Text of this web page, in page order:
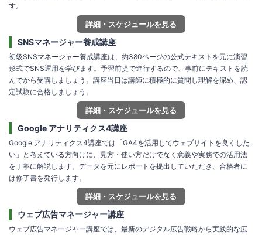
す。
詳細・スケジュールを見る
SNSマネージャー養成講座
初級SNSマネージャー養成講座は、約380ページの公式テキストを元に演習
形式でSNS運用を学びます。予習前提で進行するので、事前にテキストを読
んでから受講しましょう。講座当日は講師に積極的に質問し理解を深め、認
定試験に合格しましょう。
詳細・スケジュールを見る
Google アナリティクス4講座
Google アナリティクス4講座では「GA4を活用してウェブサイトを良くした
い」と考えている方向けに、見方・使い方だけでなく意義や実務での活用法
を丁寧に解説します。データを元にレポートを提出していただき、合格者に
は修了書を発行します。
詳細・スケジュールを見る
ウェブ広告マネージャー講座
ウェブ広告マネージャー講座では、最新のデジタル広告戦略から実践的な広